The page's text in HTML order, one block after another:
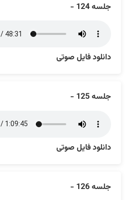
جلسه 124 -
دانلود فایل صوتی
جلسه 125 -
دانلود فایل صوتی
جلسه 126 -